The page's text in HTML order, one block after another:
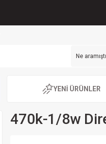
YENİ ÜRÜNLER
470k-1/8w